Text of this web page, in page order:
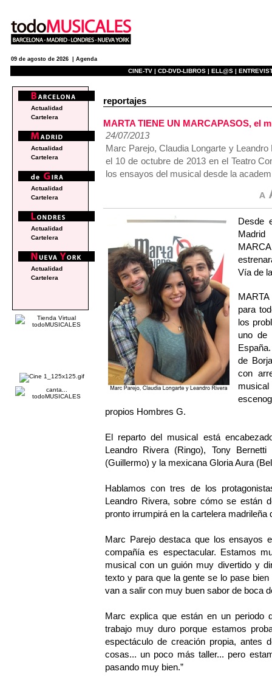
09 de agosto de 2026 | Agenda
CINE-TV | CD-DVD-LIBROS | ELL@S |
reportajes
MARTA TIENE UN MARCAPASOS, el
24/07/2013
Marc Parejo, Claudia Longarte y
el 10 de octubre de 2013 en el Teatro
los ensayos del musical desde la
Desde
Vía de
para
los
uno de
de
con
propios Hombres G.
El reparto del musical está
Leandro Rivera (Ringo), Tony
(Guillermo) y la mexicana Gloria Aura
Hablamos con tres de los
Leandro Rivera, sobre cómo se están
pronto irrumpirá en la cartelera
Marc Parejo destaca que los ensayos
compañía es espectacular. Estamos
musical con un guión muy divertido y
texto y para que la gente se lo pase
van a salir con muy buen sabor de boca
Marc explica que están en un periodo
trabajo muy duro porque estamos
espectáculo de creación propia, antes
cosas... un poco más taller... pero
pasando muy bien.”
Actualidad
Cartelera
Actualidad
Cartelera
Actualidad
Cartelera
Actualidad
Cartelera
Actualidad
Cartelera